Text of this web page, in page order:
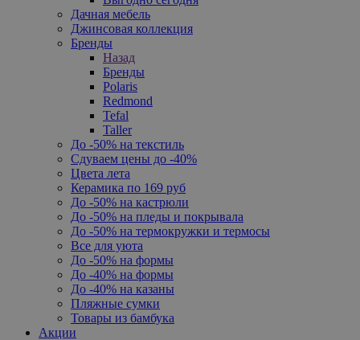
Дачная мебель
Джинсовая коллекция
Бренды
Назад
Бренды
Polaris
Redmond
Tefal
Taller
До -50% на текстиль
Сдуваем цены до -40%
Цвета лета
Керамика по 169 руб
До -50% на кастрюли
До -50% на пледы и покрывала
До -50% на термокружки и термосы
Все для уюта
До -50% на формы
До -40% на формы
До -40% на казаны
Пляжные сумки
Товары из бамбука
Акции